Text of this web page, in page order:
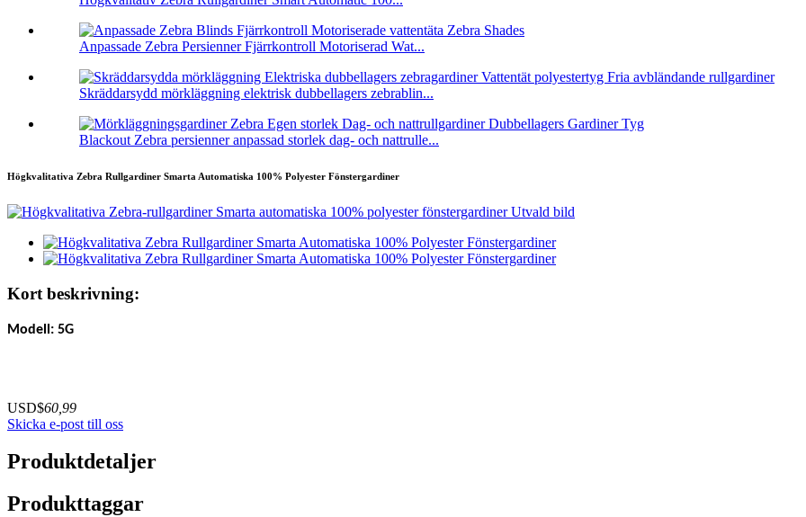
Anpassade Zebra Persienner Fjärrkontroll Motoriserad Wat...
Skräddarsydd mörkläggning elektrisk dubbellagers zebrablin...
Blackout Zebra persienner anpassad storlek dag- och nattrulle...
Högkvalitativa Zebra Rullgardiner Smarta Automatiska 100% Polyester Fönstergardiner
Kort beskrivning:
Modell: 5G
USD$60,99
Skicka e-post till oss
Produktdetaljer
Produkttaggar